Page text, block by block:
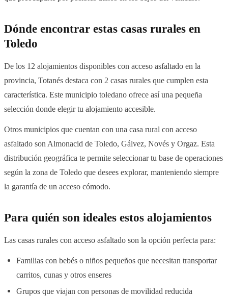
Dónde encontrar estas casas rurales en
Toledo
De los 12 alojamientos disponibles con acceso asfaltado en la
provincia, Totanés destaca con 2 casas rurales que cumplen esta
característica. Este municipio toledano ofrece así una pequeña
selección donde elegir tu alojamiento accesible.
Otros municipios que cuentan con una casa rural con acceso
asfaltado son Almonacid de Toledo, Gálvez, Novés y Orgaz. Esta
distribución geográfica te permite seleccionar tu base de operaciones
según la zona de Toledo que desees explorar, manteniendo siempre
la garantía de un acceso cómodo.
Para quién son ideales estos alojamientos
Las casas rurales con acceso asfaltado son la opción perfecta para:
Familias con bebés o niños pequeños que necesitan transportar
carritos, cunas y otros enseres
Grupos que viajan con personas de movilidad reducida